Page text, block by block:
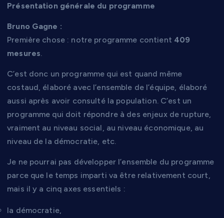
Présentation générale du programme
Bruno Gagne :
Première chose : notre programme contient 409
mesures.
C’est donc un programme qui est quand même
costaud, élaboré avec l’ensemble de l’équipe, élaboré
aussi après avoir consulté la population. C’est un
programme qui doit répondre à des enjeux de rupture,
vraiment au niveau social, au niveau économique, au
niveau de la démocratie, etc.
Je ne pourrai pas développer l’ensemble du programme
parce que le temps imparti va être relativement court,
mais il y a cinq axes essentiels :
la démocratie,